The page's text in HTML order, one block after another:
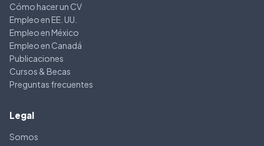
Cómo hacer un CV
Empleo en EE. UU.
Empleo en México
Empleo en Canadá
Publicaciones
Cursos & Becas
Preguntas frecuentes
Legal
Somos